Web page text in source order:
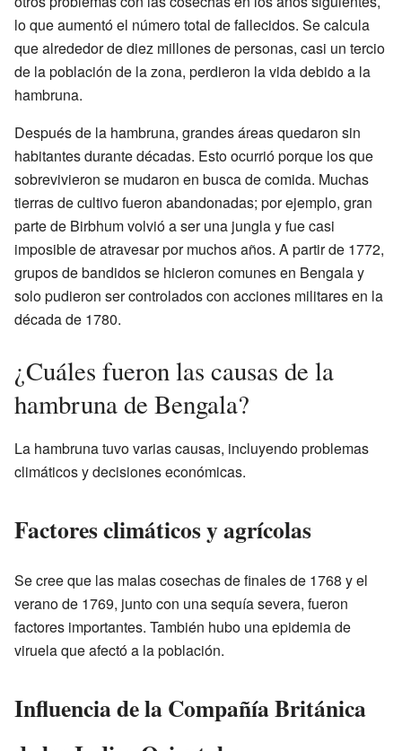
lo que aumentó el número total de fallecidos. Se calcula
que alrededor de diez millones de personas, casi un tercio
de la población de la zona, perdieron la vida debido a la
hambruna.
Después de la hambruna, grandes áreas quedaron sin
habitantes durante décadas. Esto ocurrió porque los que
sobrevivieron se mudaron en busca de comida. Muchas
tierras de cultivo fueron abandonadas; por ejemplo, gran
parte de Birbhum volvió a ser una jungla y fue casi
imposible de atravesar por muchos años. A partir de 1772,
grupos de bandidos se hicieron comunes en Bengala y
solo pudieron ser controlados con acciones militares en la
década de 1780.
¿Cuáles fueron las causas de la
hambruna de Bengala?
La hambruna tuvo varias causas, incluyendo problemas
climáticos y decisiones económicas.
Factores climáticos y agrícolas
Se cree que las malas cosechas de finales de 1768 y el
verano de 1769, junto con una sequía severa, fueron
factores importantes. También hubo una epidemia de
viruela que afectó a la población.
Influencia de la Compañía Británica